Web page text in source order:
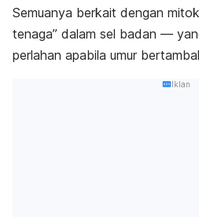
Semuanya berkait dengan
tenaga” dalam sel badan —
perlahan apabila umur
Iklan